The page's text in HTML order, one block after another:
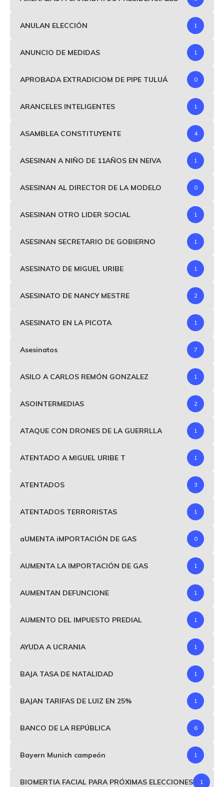
ANULAN ELECCIÓN 1
ANUNCIO DE MEDIDAS 1
APROBADA EXTRADICIOM DE PIPE TULUÁ 0
ARANCELES INTELIGENTES 1
ASAMBLEA CONSTITUYENTE 4
ASESINAN A NIÑO DE 11AÑOS EN NEIVA 1
ASESINAN AL DIRECTOR DE LA MODELO 0
ASESINAN OTRO LIDER SOCIAL 1
ASESINAN SECRETARIO DE GOBIERNO 1
ASESINATO DE MIGUEL URIBE 1
ASESINATO DE NANCY MESTRE 2
ASESINATO EN LA PICOTA 1
Asesinatos 7
ASILO A CARLOS REMÓN GONZALEZ 1
ASOINTERMEDIAS 2
ATAQUE CON DRONES DE LA GUERRLLA 1
ATENTADO A MIGUEL URIBE T 1
ATENTADOS 3
ATENTADOS TERRORISTAS 1
aUMENTA iMPORTACIÓN DE GAS 0
AUMENTA LA IMPORTACIÓN DE GAS 1
AUMENTAN DEFUNCIONE 1
AUMENTO DEL IMPUESTO PREDIAL 1
AYUDA A UCRANIA 1
BAJA TASA DE NATALIDAD 1
BAJAN TARIFAS DE LUIZ EN 25% 1
BANCO DE LA REPÚBLICA 6
Bayern Munich campeón 1
BIOMERTIA FACIAL PARA PRÓXIMAS ELECCIONES 1